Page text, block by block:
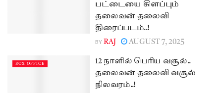
பட்டையை கிளப்பும்
தலைவன் தலைவி
திரைப்படம்..!
BY RAJ AUGUST 7, 2025
BOX OFFICE
12 நாளில் பெரிய வசூல்..
தலைவன் தலைவி வசூல்
நிலவரம்..!